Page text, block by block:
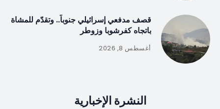
قصف مدفعي إسرائيلي جنوباً.. وتقدّم للمشاة
باتجاه كفرشوبا وزوطر
أغسطس 8, 2026
النشرة الإخبارية